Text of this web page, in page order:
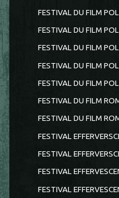
FESTIVAL DU FILM
FESTIVAL DU FILM
FESTIVAL DU FILM
FESTIVAL DU FILM
FESTIVAL DU FILM
FESTIVAL DU FILM
FESTIVAL DU FILM
FESTIVAL
FESTIVAL
FESTIVAL
FESTIVAL